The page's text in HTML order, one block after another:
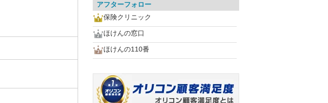
アフターフォロー
保険クリニック
ほけんの窓口
ほけんの110番